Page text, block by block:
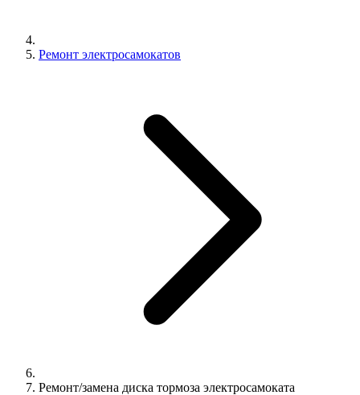
Ремонт электросамокатов
Ремонт/замена диска тормоза электросамоката